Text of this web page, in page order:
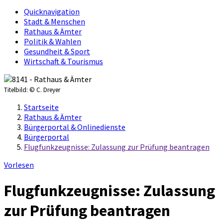
Quicknavigation
Stadt & Menschen
Rathaus & Ämter
Politik & Wahlen
Gesundheit & Sport
Wirtschaft & Tourismus
Titelbild: © C. Dreyer
Startseite
Rathaus & Ämter
Bürgerportal & Onlinedienste
Bürgerportal
Flugfunkzeugnisse: Zulassung zur Prüfung beantragen
Vorlesen
Flugfunkzeugnisse: Zulassung
zur Prüfung beantragen